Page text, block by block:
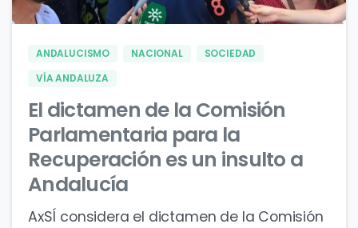
ANDALUCISMO NACIONAL
SOCIEDAD
VÍA ANDALUZA
El dictamen de la Comisión
Parlamentaria para la
Recuperación es un insulto a
Andalucía
AxSÍ considera el dictamen de la Comisión